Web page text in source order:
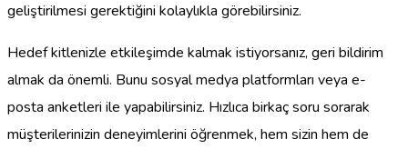
geliştirilmesi gerektiğini kolaylıkla görebilirsiniz.
Hedef kitlenizle etkileşimde kalmak istiyorsanız, geri bildirim
almak da önemli. Bunu sosyal medya platformları veya e-
posta anketleri ile yapabilirsiniz. Hızlıca birkaç soru sorarak
müşterilerinizin deneyimlerini öğrenmek, hem sizin hem de